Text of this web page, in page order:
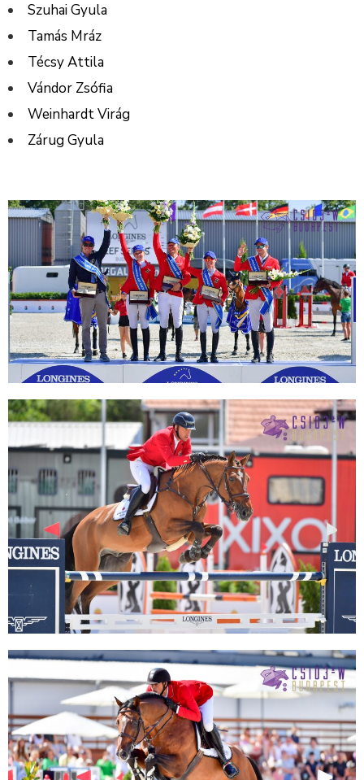
Szuhai Gyula
Tamás Mráz
Técsy Attila
Vándor Zsófia
Weinhardt Virág
Zárug Gyula